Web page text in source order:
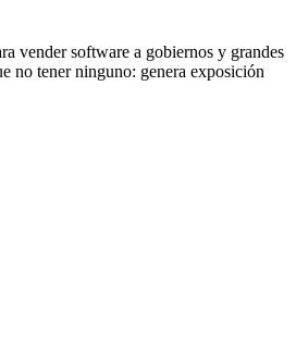
vender software a gobiernos y grandes
no tener ninguno: genera exposición